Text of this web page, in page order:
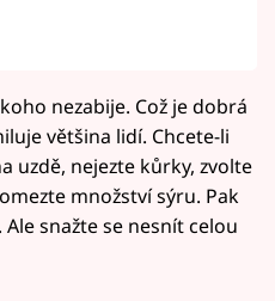
nezabije. Což je dobrá
většina lidí. Chcete-li
uzdě, nejezte kůrky, zvolte
množství sýru. Pak
snažte se nesnít celou